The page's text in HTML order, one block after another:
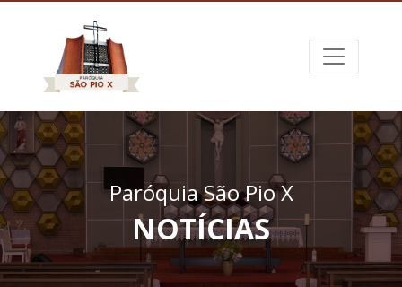
Paróquia São Pio X
NOTÍCIAS